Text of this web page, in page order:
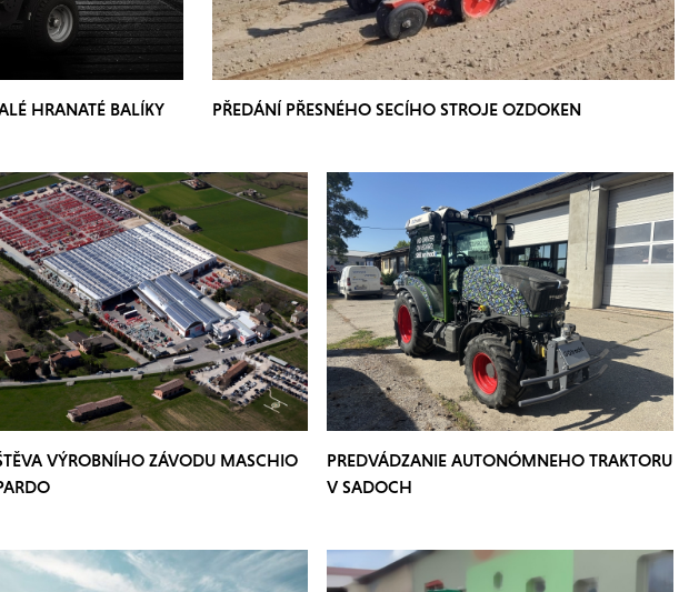
HRANATÉ BALÍKY PŘEDÁNÍ PŘESNÉHO SECÍHO STROJE OZDOKEN
VÝROBNÍHO ZÁVODU MASCHIO
PREDVÁDZANIE AUTONÓMNEHO TRAKTORU
V SADOCH